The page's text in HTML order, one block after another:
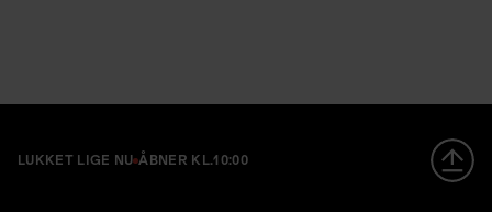
LUKKET LIGE NU ÅBNER KL.10:00